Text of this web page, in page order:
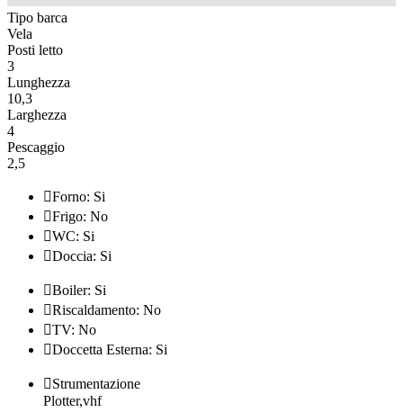
Tipo barca
Vela
Posti letto
3
Lunghezza
10,3
Larghezza
4
Pescaggio
2,5
Forno: Si
Frigo: No
WC: Si
Doccia: Si
Boiler: Si
Riscaldamento: No
TV: No
Doccetta Esterna: Si
Strumentazione
Plotter,vhf